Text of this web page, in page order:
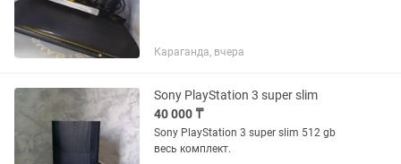
Караганда, вчера
Sony PlayStation 3 super slim
40 000 ₸
Sony PlayStation 3 super slim 512 gb
весь комплект.